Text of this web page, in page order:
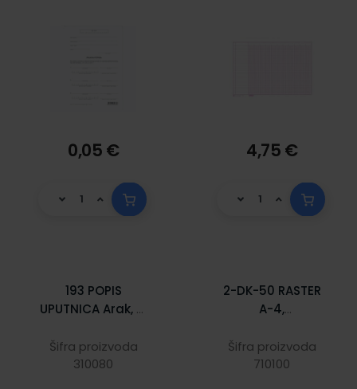
0,05 € 4,75 €
193 POPIS
UPUTNICA Arak, 21
Šifra proizvoda
310080
2-DK-50 RASTER
A-4,
Blok 50 listova, 21
x 29,7 cm
Šifra proizvoda
710100